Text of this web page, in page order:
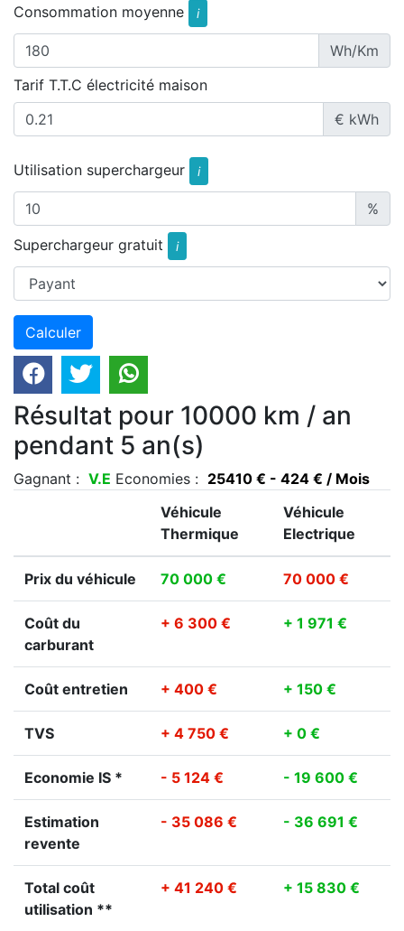
Consommation moyenne i
Wh/Km
Tarif T.T.C électricité maison
€ kWh
Utilisation superchargeur i
%
Superchargeur gratuit
i
Résultat pour 10000 km / an
pendant 5 an(s)
Gagnant : V.E Economies : 25410 € - 424 € / Mois
Véhicule
Thermique
Véhicule
Electrique
Prix du véhicule 70 000 € 70 000 €
Coût du
carburant
+ 6 300 € + 1 971 €
Coût entretien + 400 € + 150 €
TVS + 4 750 € + 0 €
Economie IS * - 5 124 € - 19 600 €
Estimation
revente
- 35 086 € - 36 691 €
Total coût
utilisation **
+ 41 240 € + 15 830 €